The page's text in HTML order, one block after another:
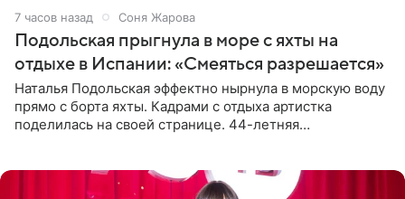
7 часов назад Соня Жарова
Подольская прыгнула в море с яхты на
отдыхе в Испании: «Смеяться разрешается»
Наталья Подольская эффектно нырнула в морскую воду
прямо с борта яхты. Кадрами с отдыха артистка
поделилась на своей странице. 44-летняя